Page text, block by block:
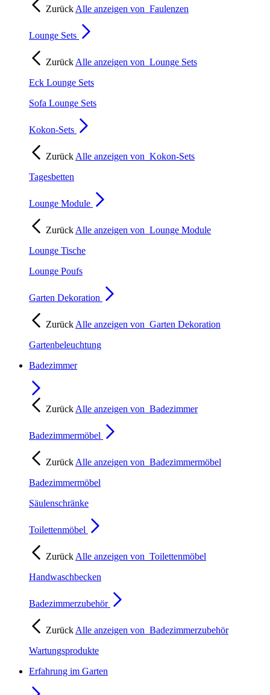
Zurück Alle anzeigen von Faulenzen
Lounge Sets
Zurück Alle anzeigen von Lounge Sets
Eck Lounge Sets
Sofa Lounge Sets
Kokon-Sets
Zurück Alle anzeigen von Kokon-Sets
Tagesbetten
Lounge Module
Zurück Alle anzeigen von Lounge Module
Lounge Tische
Lounge Poufs
Garten Dekoration
Zurück Alle anzeigen von Garten Dekoration
Gartenbeleuchtung
Badezimmer
Zurück Alle anzeigen von Badezimmer
Badezimmermöbel
Zurück Alle anzeigen von Badezimmermöbel
Badezimmermöbel
Säulenschränke
Toilettenmöbel
Zurück Alle anzeigen von Toilettenmöbel
Handwaschbecken
Badezimmerzubehör
Zurück Alle anzeigen von Badezimmerzubehör
Wartungsprodukte
Erfahrung im Garten